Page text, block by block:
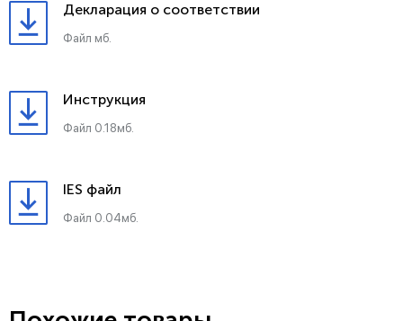
Декларация о соответствии
Файл мб.
Инструкция
Файл 0.18мб.
IES файл
Файл 0.04мб.